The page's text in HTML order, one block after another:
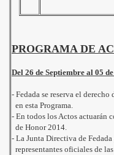
PROGRAMA DE
Del 26 de Septiembre al 05
- Fedada se reserva el
en esta Programa.
- En todos los Actos actuarán
de Honor 2014.
- La Junta Directiva de
representantes oficiales de